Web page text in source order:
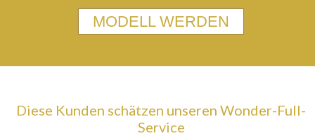
MODELL WERDEN
Diese Kunden schätzen unseren Wonder-Full-
Service